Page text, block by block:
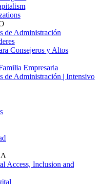
de Administración
Consejeros y Altos
Empresaria
de Administración | Intensivo
Access, Inclusion and